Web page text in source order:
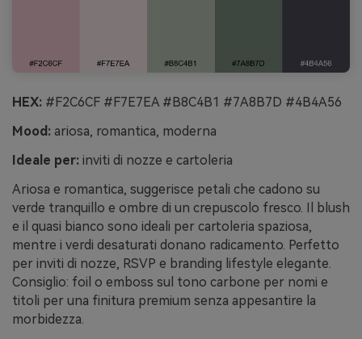
HEX: #F2C6CF #F7E7EA #B8C4B1 #7A8B7D #4B4A56
Mood: ariosa, romantica, moderna
Ideale per: inviti di nozze e cartoleria
Ariosa e romantica, suggerisce petali che cadono su
verde tranquillo e ombre di un crepuscolo fresco. Il blush
e il quasi bianco sono ideali per cartoleria spaziosa,
mentre i verdi desaturati donano radicamento. Perfetto
per inviti di nozze, RSVP e branding lifestyle elegante.
Consiglio: foil o emboss sul tono carbone per nomi e
titoli per una finitura premium senza appesantire la
morbidezza.